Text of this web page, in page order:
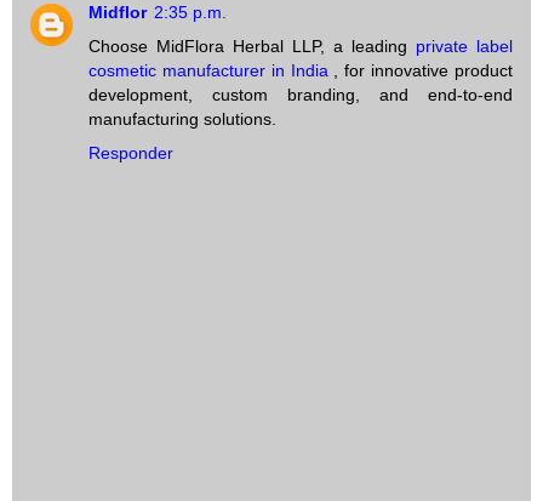
Midflor 2:35 p.m.
Choose MidFlora Herbal LLP, a leading private label
cosmetic manufacturer in India
, for innovative product
development, custom branding, and end-to-end
manufacturing solutions.
Responder